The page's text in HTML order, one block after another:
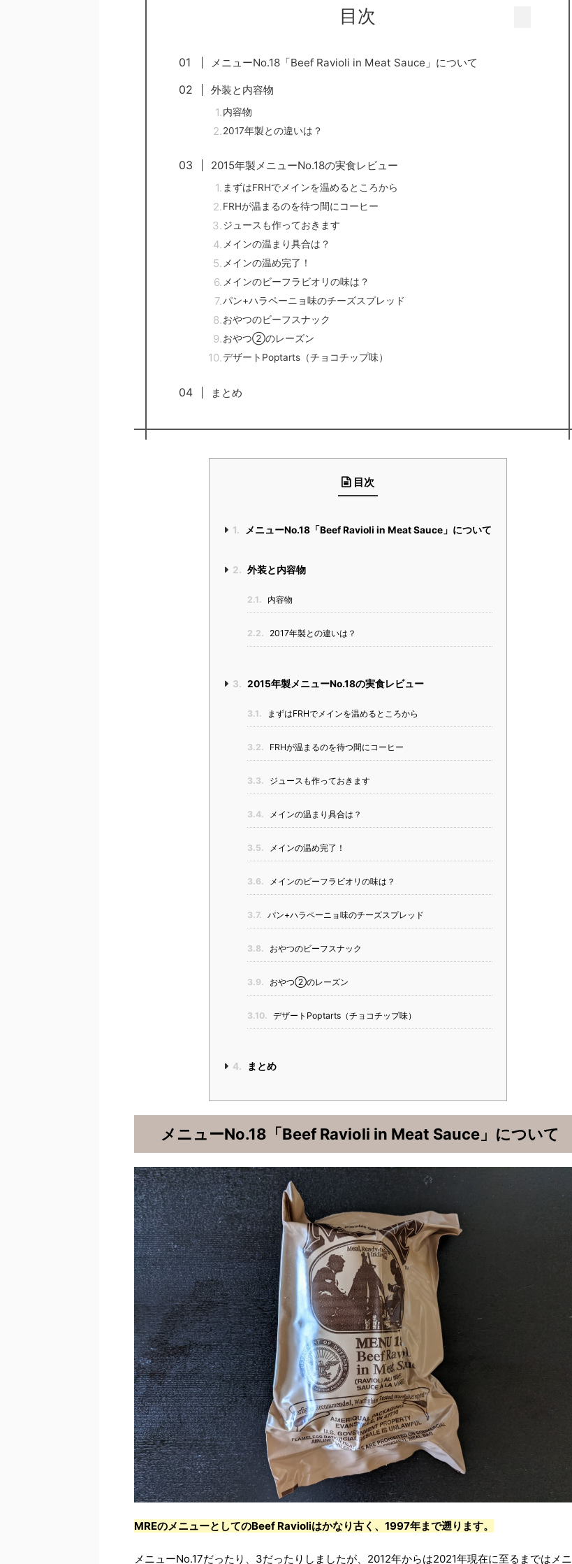
目次
メニューNo.18「Beef Ravioli in Meat Sauce」について
外装と内容物
内容物
2017年製との違いは？
2015年製メニューNo.18の実食レビュー
まずはFRHでメインを温めるところから
FRHが温まるのを待つ間にコーヒー
ジュースも作っておきます
メインの温まり具合は？
メインの温め完了！
メインのビーフラビオリの味は？
パン+ハラペーニョ味のチーズスプレッド
おやつのビーフスナック
おやつ②のレーズン
デザートPoptarts（チョコチップ味）
まとめ
目次
1. メニューNo.18「Beef Ravioli in Meat Sauce」について
2. 外装と内容物
2.1. 内容物
2.2. 2017年製との違いは？
3. 2015年製メニューNo.18の実食レビュー
3.1. まずはFRHでメインを温めるところから
3.2. FRHが温まるのを待つ間にコーヒー
3.3. ジュースも作っておきます
3.4. メインの温まり具合は？
3.5. メインの温め完了！
3.6. メインのビーフラビオリの味は？
3.7. パン+ハラペーニョ味のチーズスプレッド
3.8. おやつのビーフスナック
3.9. おやつ②のレーズン
3.10. デザートPoptarts（チョコチップ味）
4. まとめ
メニューNo.18「Beef Ravioli in Meat Sauce」について
MREのメニューとしてのBeef Ravioliはかなり古く、1997年まで遡ります。
メニューNo.17だったり、3だったりしましたが、2012年からは2021年現在に至るまではメニ